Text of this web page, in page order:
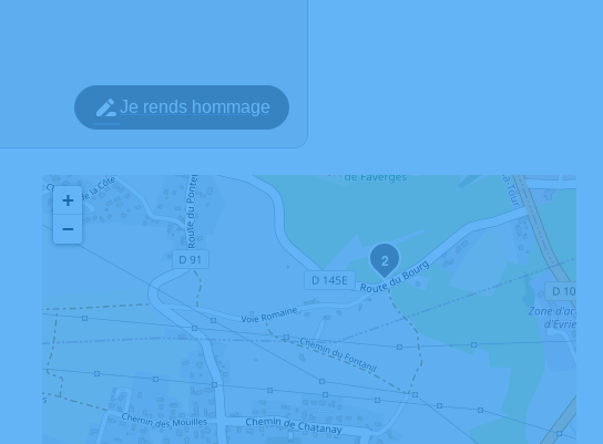
Je rends hommage
2
+
−